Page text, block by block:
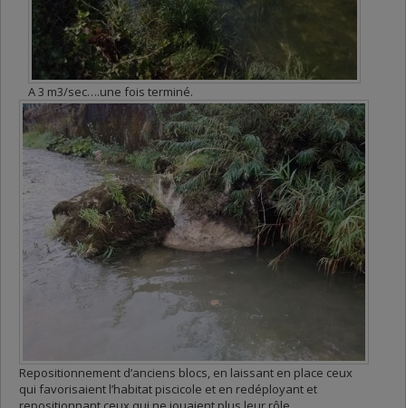
A 3 m3/sec….une fois terminé.
Repositionnement d’anciens blocs, en laissant en place ceux
qui favorisaient l’habitat piscicole et en redéployant et